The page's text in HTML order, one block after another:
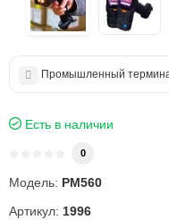
Промышленный
Есть в наличии
0
Модель: PM560
Артикул: 1996